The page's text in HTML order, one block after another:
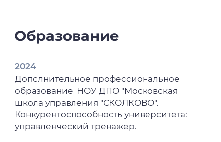
Образование
2024
Дополнительное профессиональное
образование. НОУ ДПО "Московская
школа управления "СКОЛКОВО".
Конкурентоспособность университета:
управленческий тренажер.